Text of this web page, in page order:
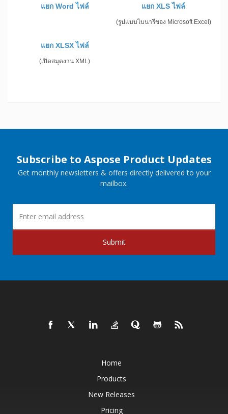
แยก Word ไฟล์ แยก XLS ไฟล์
(รูปแบบไบนารีของ Microsoft Excel)
แยก XLSX ไฟล์
(เปิดสมุดงาน XML)
Subscribe to Aspose Product Updates
Get monthly newsletters & offers directly delivered to your
mailbox.
Submit
Home
Products
New Releases
Pricing